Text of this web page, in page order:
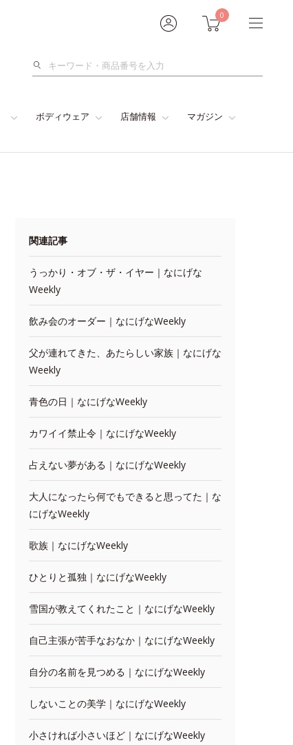
0
検
ボディウェア 店舗情報 マガジン
関連記事
うっかり・オブ・ザ・イヤー｜なにげな
Weekly
飲み会のオーダー｜なにげなWeekly
父が連れてきた、あたらしい家族｜なにげな
Weekly
青色の日｜なにげなWeekly
カワイイ禁止令｜なにげなWeekly
占えない夢がある｜なにげなWeekly
大人になったら何でもできると思ってた｜な
にげなWeekly
歌族｜なにげなWeekly
ひとりと孤独｜なにげなWeekly
雪国が教えてくれたこと｜なにげなWeekly
自己主張が苦手なおなか｜なにげなWeekly
自分の名前を見つめる｜なにげなWeekly
しないことの美学｜なにげなWeekly
小さければ小さいほど｜なにげなWeekly